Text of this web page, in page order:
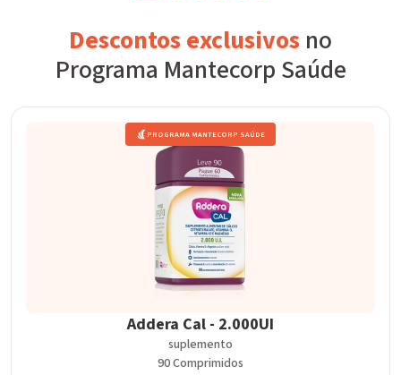
Descontos exclusivos no
Programa Mantecorp Saúde
PROGRAMA MANTECORP SAÚDE
Addera Cal - 2.000UI
suplemento
90 Comprimidos